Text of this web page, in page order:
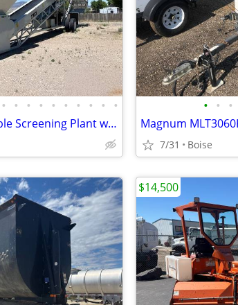
• • • • • • • • • •
2023 Fab Tec Pro Portable Screening Plant w/ 3 hrs.
• • •
7/31 Boise
$14,500